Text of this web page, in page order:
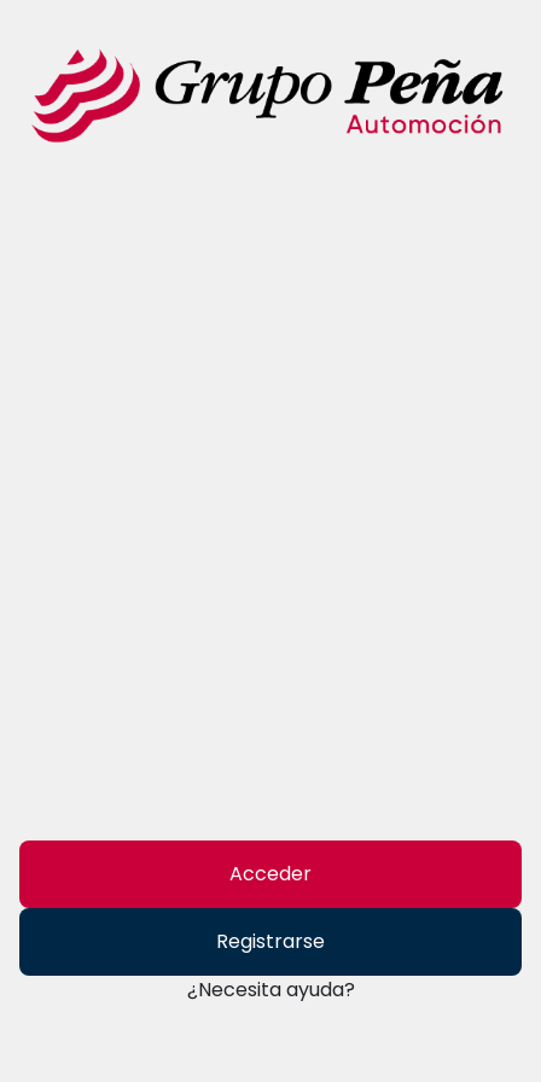
Acceder
Registrarse
¿Necesita ayuda?